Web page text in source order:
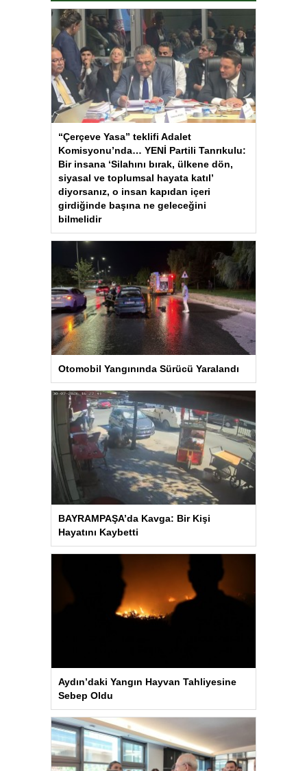
“Çerçeve Yasa” teklifi Adalet
Komisyonu’nda… YENİ Partili Tanrıkulu:
Bir insana ‘Silahını bırak, ülkene dön,
siyasal ve toplumsal hayata katıl’
diyorsanız, o insan kapıdan içeri
girdiğinde başına ne geleceğini
bilmelidir
Otomobil Yangınında Sürücü Yaralandı
BAYRAMPAŞA’da Kavga: Bir Kişi
Hayatını Kaybetti
Aydın’daki Yangın Hayvan Tahliyesine
Sebep Oldu